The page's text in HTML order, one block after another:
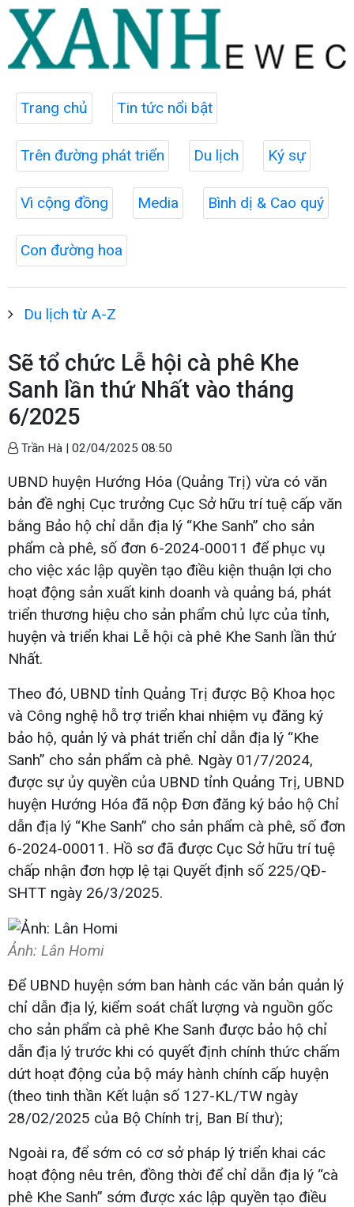
Trang chủ Tin tức nổi bật
Trên đường phát triển Du lịch Ký sự
Vì cộng đồng Media Bình dị & Cao quý
Con đường hoa
Du lịch từ A-Z
Sẽ tổ chức Lễ hội cà phê Khe
Sanh lần thứ Nhất vào tháng
6/2025
Trần Hà | 02/04/2025 08:50
UBND huyện Hướng Hóa (Quảng Trị) vừa có văn
bản đề nghị Cục trưởng Cục Sở hữu trí tuệ cấp văn
bằng Bảo hộ chỉ dẫn địa lý “Khe Sanh” cho sản
phẩm cà phê, số đơn 6-2024-00011 để phục vụ
cho việc xác lập quyền tạo điều kiện thuận lợi cho
hoạt động sản xuất kinh doanh và quảng bá, phát
triển thương hiệu cho sản phẩm chủ lực của tỉnh,
huyện và triển khai Lễ hội cà phê Khe Sanh lần thứ
Nhất.
Theo đó, UBND tỉnh Quảng Trị được Bộ Khoa học
và Công nghệ hỗ trợ triển khai nhiệm vụ đăng ký
bảo hộ, quản lý và phát triển chỉ dẫn địa lý “Khe
Sanh” cho sản phẩm cà phê. Ngày 01/7/2024,
được sự ủy quyền của UBND tỉnh Quảng Trị, UBND
huyện Hướng Hóa đã nộp Đơn đăng ký bảo hộ Chỉ
dẫn địa lý “Khe Sanh” cho sản phẩm cà phê, số đơn
6-2024-00011. Hồ sơ đã được Cục Sở hữu trí tuệ
chấp nhận đơn hợp lệ tại Quyết định số 225/QĐ-
SHTT ngày 26/3/2025.
Ảnh: Lân Homi
Để UBND huyện sớm ban hành các văn bản quản lý
chỉ dẫn địa lý, kiểm soát chất lượng và nguồn gốc
cho sản phẩm cà phê Khe Sanh được bảo hộ chỉ
dẫn địa lý trước khi có quyết định chính thức chấm
dứt hoạt động của bộ máy hành chính cấp huyện
(theo tinh thần Kết luận số 127-KL/TW ngày
28/02/2025 của Bộ Chính trị, Ban Bí thư);
Ngoài ra, để sớm có cơ sở pháp lý triển khai các
hoạt động nêu trên, đồng thời để chỉ dẫn địa lý “cà
phê Khe Sanh” sớm được xác lập quyền tạo điều